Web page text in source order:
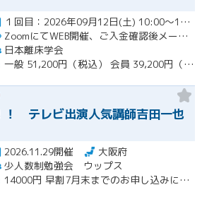
１回目：2026年09月12日(土) 10:00〜16:00 ２回目：2026年10月31日(土) 10:00〜16…開催
ZoomにてWEB開催、ご入金確認後メールにてURLをお知らせいたします。
日本離床学会
一般 51,200円（税込） 会員 39,200円（税込）
！ テレビ出演人気講師吉田一也
2026.11.29開催
大阪府
少人数制勉強会 ウップス
14000円 早割7月末までのお申し込みにて12000 さらにペア割2000円引き